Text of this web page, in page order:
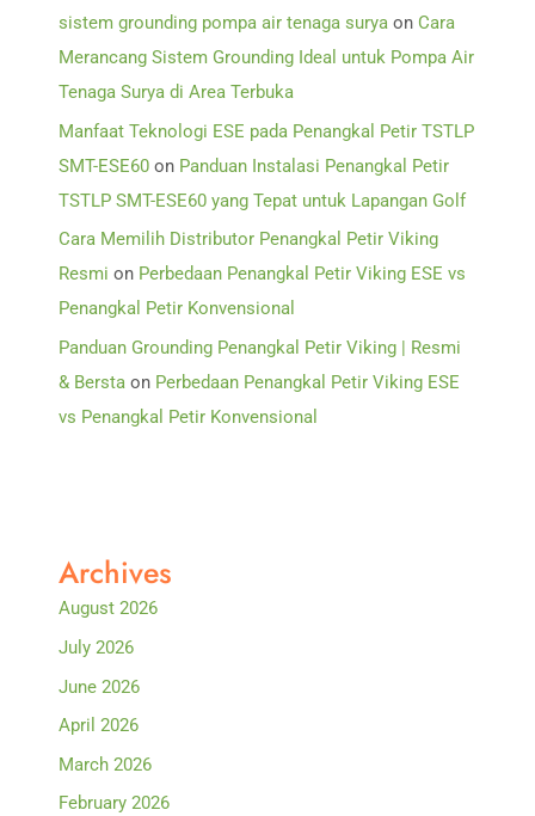
sistem grounding pompa air tenaga surya on Cara
Merancang Sistem Grounding Ideal untuk Pompa Air
Tenaga Surya di Area Terbuka
Manfaat Teknologi ESE pada Penangkal Petir TSTLP
SMT-ESE60 on Panduan Instalasi Penangkal Petir
TSTLP SMT-ESE60 yang Tepat untuk Lapangan Golf
Cara Memilih Distributor Penangkal Petir Viking
Resmi on Perbedaan Penangkal Petir Viking ESE vs
Penangkal Petir Konvensional
Panduan Grounding Penangkal Petir Viking | Resmi
& Bersta on Perbedaan Penangkal Petir Viking ESE
vs Penangkal Petir Konvensional
Archives
August 2026
July 2026
June 2026
April 2026
March 2026
February 2026